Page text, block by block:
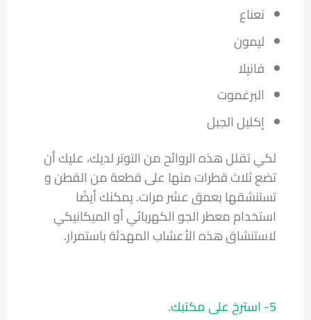
نعناع
ليمون
فانيلا
البرغموت
إكليل الجبل
لكي تقلل هذه الروائح من التوتر لديك، عليك أن
تضع ثلاث قطرات منها على قطعة من القطن و
تستنشقها بعمق عشر مرات. يمكنك أيضًا
استخدام معطر الجو الكهربائي أو الميكانيكي
لاستنشاق هذه الأعشاب المهدئة باستمرار.
5- استرخ على مكتبك.